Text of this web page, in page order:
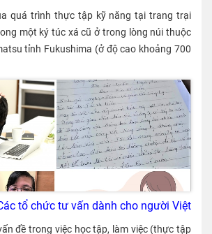
đến 3.000.000 yên. [iconpress
link" style="color:#525252; font-
tập sinh thực sự tiết kiệm được bao nhiêu
tối thiểu” một chút. Mức lương tối thiểu là
thấp nhất tuỳ theo từng tỉnh, thành phố.
lương tối thiểu áp dụng cho một số
font-size:22px;" ] Mức lương tối thiểu tại
có tư cách Kỹ
sẽ nhận được mức lương bằng hoặc cao
ca, chịu bạo lực, bạo ngôn, v.v. bạn có thể
lý (nghiệp đoàn) tư vấn. Nếu vẫn không
vấn đề, hãy liên lạc với Hiệp hội thực tập kỹ
style="color:#525252; font-size:22px;" ]
của OTIT Nếu bạn phải chịu bất
đoàn vì đã báo cáo lên trên, hãy báo
nữa hoặc thử xin lời khuyên từ các đoàn
phủ (được giới thiệu ở phía dưới). Ngoài ra,
Cục quản lý tiêu chuẩn lao động hoặc
ra, các trung tâm giao lưu văn hoá tại các
có khu vực tư vấn dành cho người nước
quá trình thực tập kỹ năng tại trang trại
một ký túc xá cũ ở trong lòng núi thuộc
tỉnh Fukushima (ở độ cao khoảng 700
dài nào. Lần này, chị ấy đã lấy hết dũng
với công ty và đã lấy được ngày nghỉ có
đã có một chuyến du lịch đáng nhớ 8 ngày
sống ở ký túc xá trong núi, nơi đó cách
20 km, cách siêu thị lớn tới khoảng 30 km.
nơi chị ở nhất cách tới gần 3 km, còn cửa
nhất (nằm trong cây xăng) lại còn xa hơn
tổ chức tư vấn dành cho người Việt
đề trong việc học tập, làm việc (thực tập